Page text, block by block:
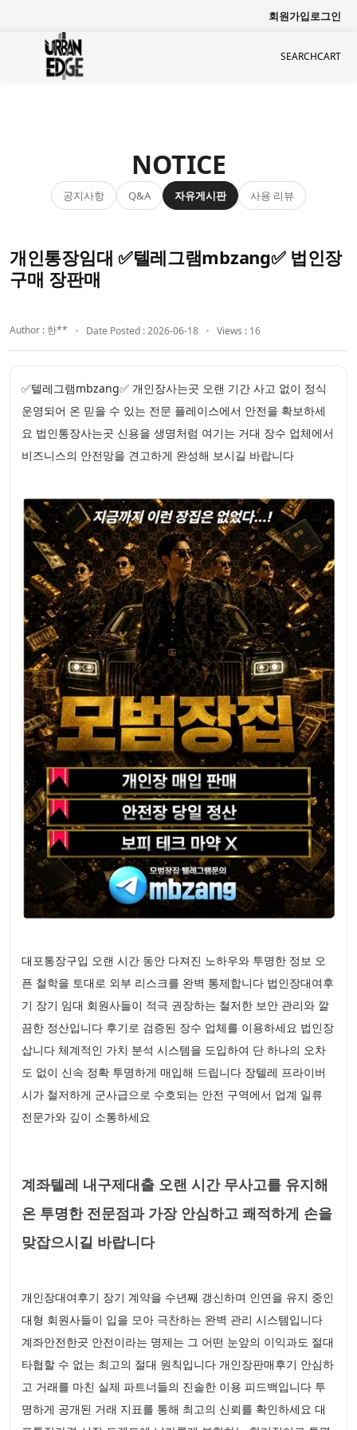
회원가입로그인
SEARCHCART
NOTICE
공지사항 Q&A 자유게시판 사용 리뷰
개인통장임대 ✅텔레그램mbzang✅ 법인장
구매 장판매
Author : 한** Date Posted : 2026-06-18 Views : 16
✅텔레그램mbzang✅ 개인장사는곳 오랜 기간 사고 없이 정식
운영되어 온 믿을 수 있는 전문 플레이스에서 안전을 확보하세
요 법인통장사는곳 신용을 생명처럼 여기는 거대 장수 업체에서
비즈니스의 안전망을 견고하게 완성해 보시길 바랍니다
대포통장구입 오랜 시간 동안 다져진 노하우와 투명한 정보 오
픈 철학을 토대로 외부 리스크를 완벽 통제합니다 법인장대여후
기 장기 임대 회원사들이 적극 권장하는 철저한 보안 관리와 깔
끔한 정산입니다 후기로 검증된 장수 업체를 이용하세요 법인장
삽니다 체계적인 가치 분석 시스템을 도입하여 단 하나의 오차
도 없이 신속 정확 투명하게 매입해 드립니다 장텔레 프라이버
시가 철저하게 군사급으로 수호되는 안전 구역에서 업계 일류
전문가와 깊이 소통하세요
계좌텔레 내구제대출 오랜 시간 무사고를 유지해
온 투명한 전문점과 가장 안심하고 쾌적하게 손을
맞잡으시길 바랍니다
개인장대여후기 장기 계약을 수년째 갱신하며 인연을 유지 중인
대형 회원사들이 입을 모아 극찬하는 완벽 관리 시스템입니다
계좌안전한곳 안전이라는 명제는 그 어떤 눈앞의 이익과도 절대
타협할 수 없는 최고의 절대 원칙입니다 개인장판매후기 안심하
고 거래를 마친 실제 파트너들의 진솔한 이용 피드백입니다 투
명하게 공개된 거래 지표를 통해 최고의 신뢰를 확인하세요 대